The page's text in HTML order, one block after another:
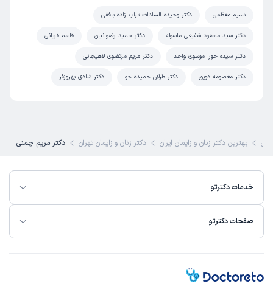
نسیم معظمی دکتر وحیده السادات تراب زاده بافقی
دکتر سید مسعود شفیعی ماسوله دکتر حمید رضوانیان قاسم قربانی
دکتر سیده حورا موسوی واحد دکتر مریم مرتضوی لاهیجانی
دکتر معصومه دوپور دکتر طرلان حمیده خو دکتر شادی بهروزفر
بهترین دکتر زنان و زایمان ایران دکتر زنان و زایمان تهران دکتر مریم چمنی
خدمات دکترتو
صفحات دکترتو